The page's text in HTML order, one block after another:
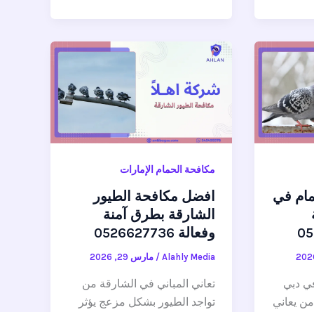
في
دبي
يعاني
مكافحة الحمام الإمارات
افضل مكافحة الطيور
الشارقة بطرق آمنة
وفعالة 0526627736
Alahly Media
/مارس 29, 2026
تعاني المباني في الشارقة من
تواجد الطيور بشكل مزعج يؤثر